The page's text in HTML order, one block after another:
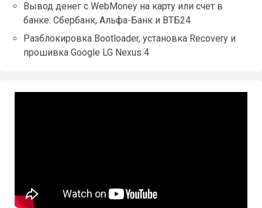
Вывод денег с WebMoney на карту или счет в
банке: Сбербанк, Альфа-Банк и ВТБ24
Разблокировка Bootloader, установка Recovery и
прошивка Google LG Nexus 4